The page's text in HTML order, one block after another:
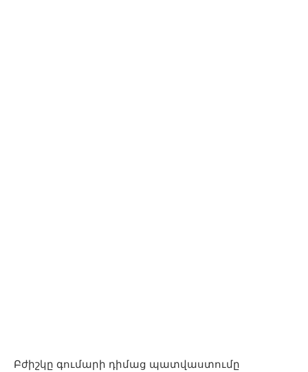
Բժիշկը գումարի դիմաց պատվաստումը